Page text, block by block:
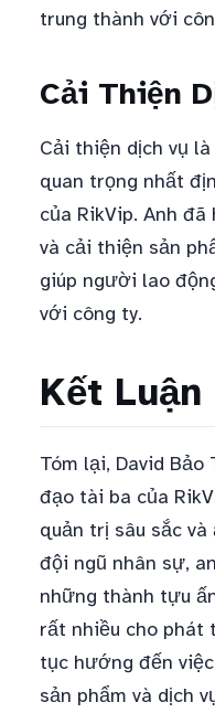
trung thành với
Cải Thiện
Cải thiện dịch vụ
quan trọng nhất
của RikVip. Anh
và cải thiện sản
giúp người lao
với công ty.
Kết Luận
Tóm lại, David
đạo tài ba của
quản trị sâu sắc
đội ngũ nhân sự,
những thành tựu
rất nhiều cho phát
tục hướng đến
sản phẩm và dịch